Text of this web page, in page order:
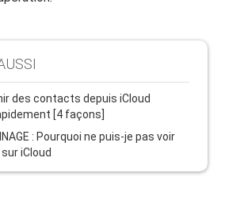
des contacts depuis iCloud
[4 façons]
: Pourquoi ne puis-je pas voir
iCloud